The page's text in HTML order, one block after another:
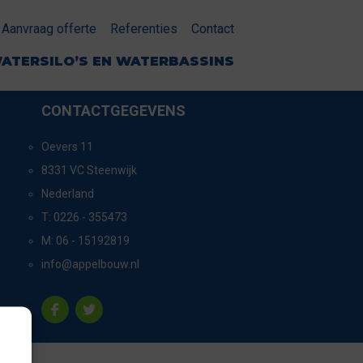
Aanvraag offerte Referenties Contact
EN WATERBASSINS
CONTACTGEGEVENS
Oevers 11
8331 VC Steenwijk
Nederland
T: 0226 - 355473
M: 06 - 15192819
info@appelbouw.nl